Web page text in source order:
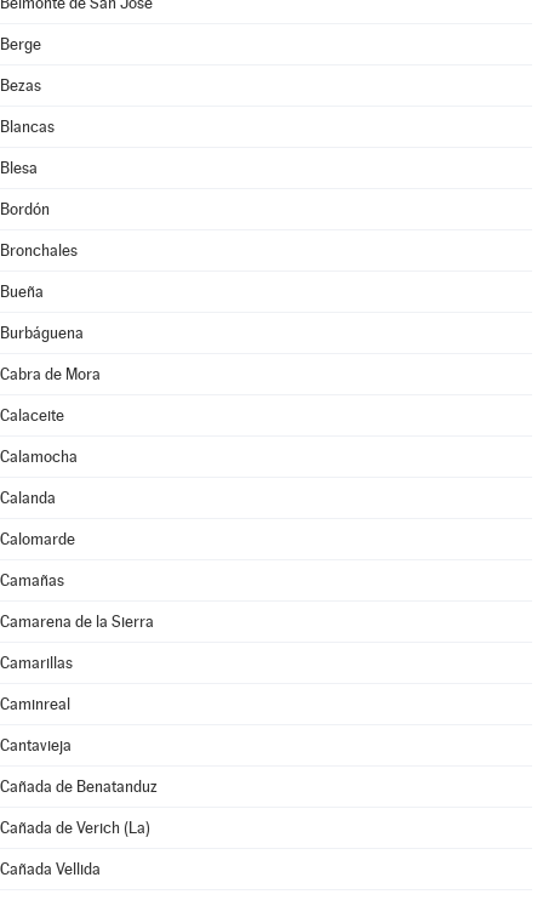
Berge
Bezas
Blancas
Blesa
Bordón
Bronchales
Bueña
Burbáguena
Cabra de Mora
Calaceite
Calamocha
Calanda
Calomarde
Camañas
Camarena de la Sierra
Camarillas
Caminreal
Cantavieja
Cañada de Benatanduz
Cañada de Verich (La)
Cañada Vellida